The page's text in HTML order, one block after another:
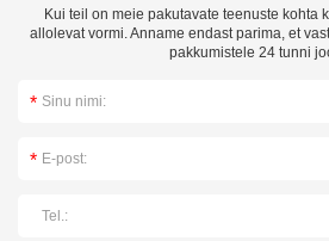
Kui teil on meie pakutavate teenuste kohta
allolevat vormi. Anname endast parima, et
pakkumistele 24 tunni